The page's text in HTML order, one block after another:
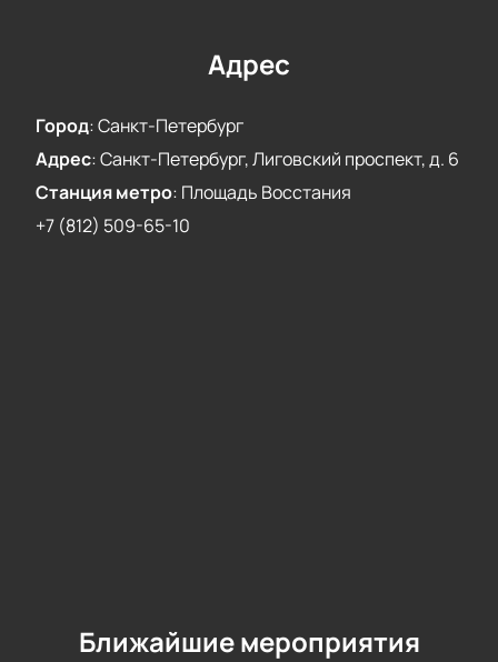
Покупка билетов на гала-концерт звёзд мюзиклов
в Санкт-Петербурге доступна на нашем сайте.
нашу платформу гарантированы. Купите билеты
прямо сейчас и получите незабываемые эмоции от
этого уникального мероприятия!
Адрес
Город:Санкт-Петербург
Адрес:Санкт-Петербург, Лиговский проспект, д. 6
Станция метро: Площадь Восстания
+7 (812) 509-65-10
Ближайшие мероприятия